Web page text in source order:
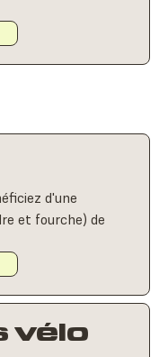
d'une
et fourche) de
vélo